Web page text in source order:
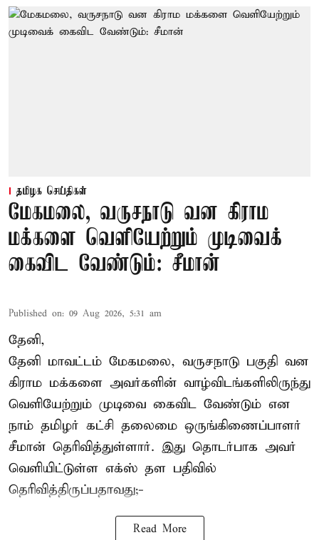
தமிழக செய்திகள்
மேகமலை, வருசநாடு வன கிராம
மக்களை வெளியேற்றும் முடிவைக்
கைவிட வேண்டும்: சீமான்
Published on: 09 Aug 2026, 5:31 am
தேனி,
தேனி மாவட்டம் மேகமலை, வருசநாடு பகுதி வன
கிராம மக்களை அவர்களின் வாழ்விடங்களிலிருந்து
வெளியேற்றும் முடிவை கைவிட வேண்டும் என
நாம் தமிழர் கட்சி தலைமை ஒருங்கிணைப்பாளர்
சீமான் தெரிவித்துள்ளார். இது தொடர்பாக அவர்
வெளியிட்டுள்ள எக்ஸ் தள பதிவில்
தெரிவித்திருப்பதாவது;-
Read More